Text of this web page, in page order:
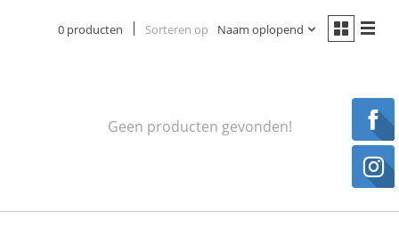
0 producten Sorteren op Naam oplopend
Geen producten gevonden!